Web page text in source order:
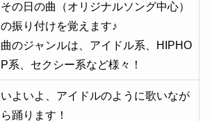
その日の曲（オリジナルソング中心）
の振り付けを覚えます♪
曲のジャンルは、アイドル系、HIPHO
P系、セクシー系など様々！
いよいよ、アイドルのように歌いなが
ら踊ります！